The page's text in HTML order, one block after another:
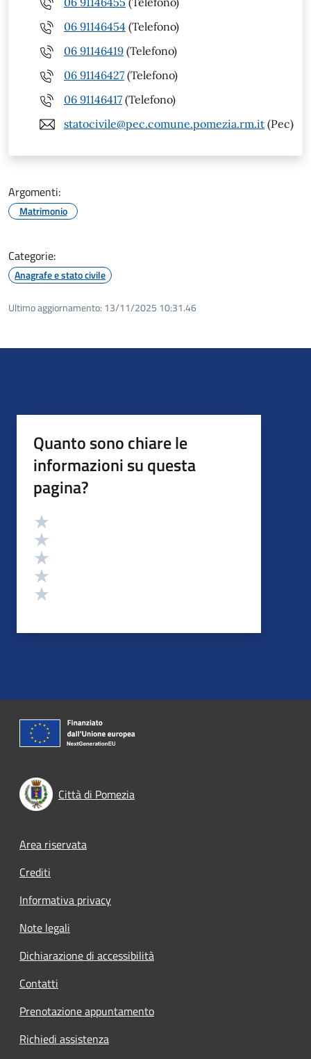
06 91146454 (Telefono)
06 91146419 (Telefono)
06 91146427 (Telefono)
06 91146417 (Telefono)
statocivile@pec.comune.pomezia.rm.it (Pec)
Argomenti:
Matrimonio
Categorie:
Anagrafe e stato civile
Ultimo aggiornamento: 13/11/2025 10:31.46
Quanto sono chiare le
informazioni su questa
pagina?
Valutazione
Città di Pomezia
Footer menu
Area riservata
Crediti
Informativa privacy
Note legali
Dichiarazione di accessibilità
Contatti
Prenotazione appuntamento
Richiedi assistenza